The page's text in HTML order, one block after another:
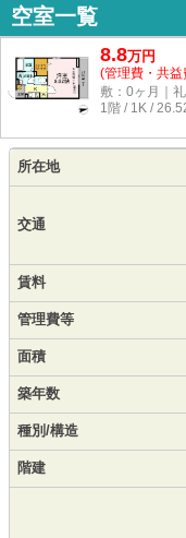
空室一覧
8.8万円
(管理費・共
敷：0ヶ月｜
1階 / 1K /
所在地
交通
賃料
管理費等
面積
築年数
種別/構造
階建